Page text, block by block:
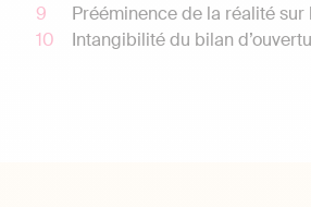
Prééminence de la réalité sur
Intangibilité du bilan